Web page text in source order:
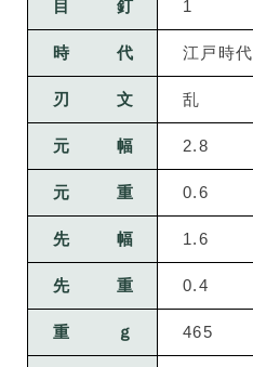
目釘 1
時代 江戸時
刃文 乱
元幅 2.8
元重 0.6
先幅 1.6
先重 0.4
重ｇ 465